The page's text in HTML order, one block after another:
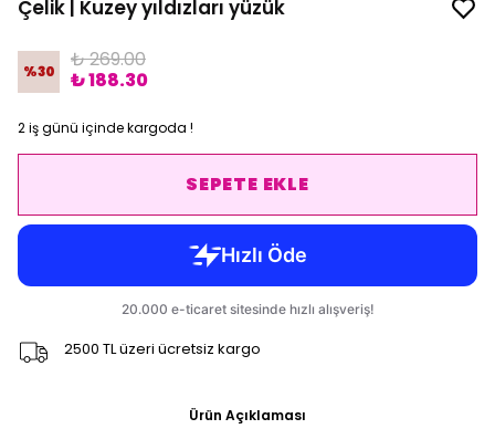
Çelik | Kuzey yıldızları yüzük
%30
₺ 269.00
₺ 188.30
2 iş günü içinde kargoda !
SEPETE EKLE
2500 TL üzeri ücretsiz kargo
Ürün Açıklaması